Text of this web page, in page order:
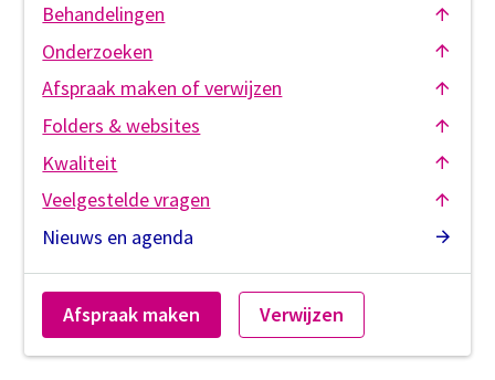
Behandelingen
Onderzoeken
Afspraak maken of verwijzen
Folders & websites
Kwaliteit
Veelgestelde vragen
Nieuws en agenda
Afspraak maken Verwijzen